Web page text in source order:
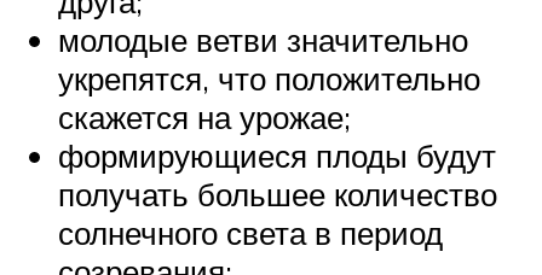
молодые ветви значительно
укрепятся, что положительно
скажется на урожае;
формирующиеся плоды будут
получать большее количество
солнечного света в период